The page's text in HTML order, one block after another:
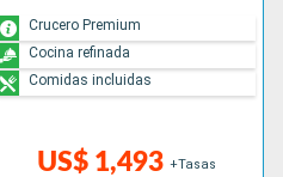
US$ 1,493 +Tasas
Crucero Premium
Cocina refinada
Comidas incluidas